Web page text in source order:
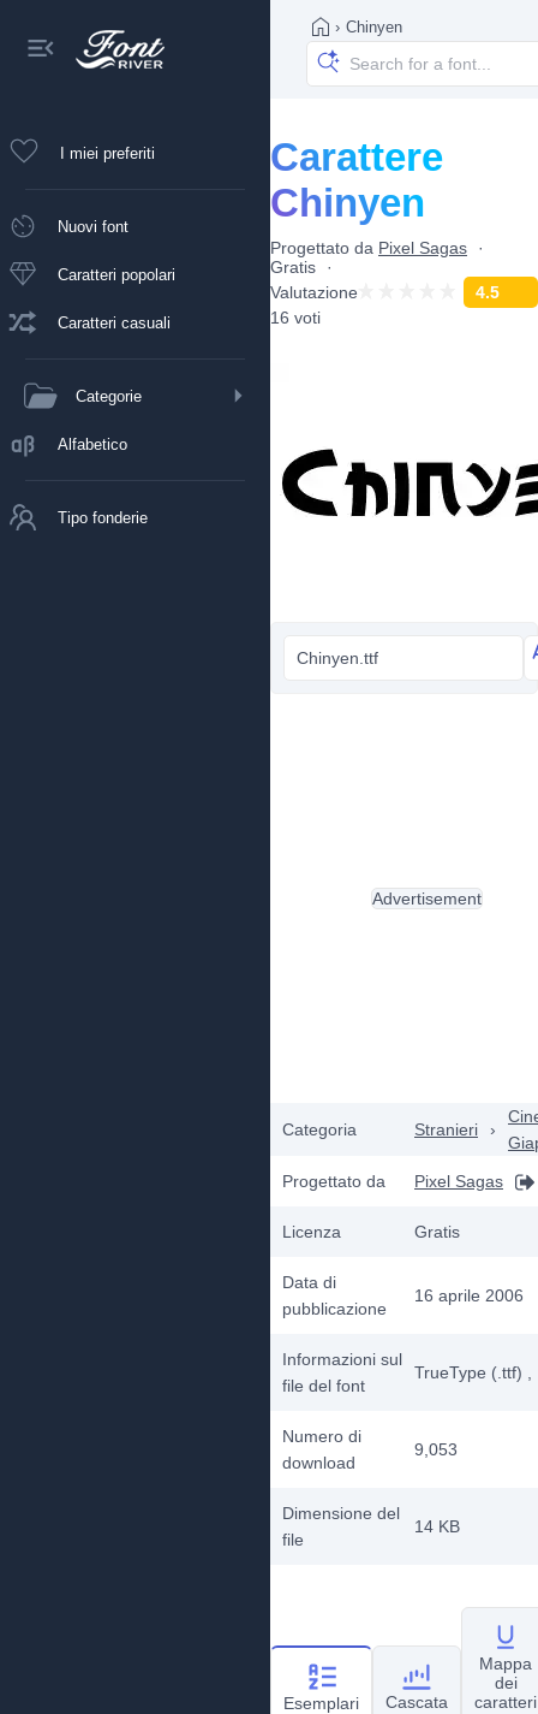
I miei preferiti
Nuovi font
Caratteri popolari
Caratteri casuali
Categorie
Alfabetico
Tipo fonderie
› Chinyen
Carattere
Chinyen
Progettato da Pixel Sagas
Gratis
Valutazione
4.5
16 voti
Chinyen.ttf
Categoria Stranieri ›
Progettato da
Pixel Sagas
Licenza Gratis
Data di
pubblicazione
16 aprile 2006
Informazioni sul
file del font
TrueType (.ttf)
Numero di
download
9,053
Dimensione del
file
14 KB
Advertisement
Esemplari Cascata
Mappa
dei
caratteri